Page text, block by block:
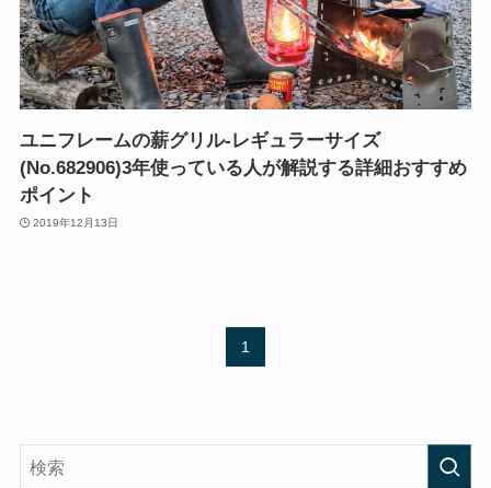
ユニフレームの薪グリル-レギュラーサイズ
(No.682906)3年使っている人が解説する詳細おすすめ
ポイント
2019年12月13日
1